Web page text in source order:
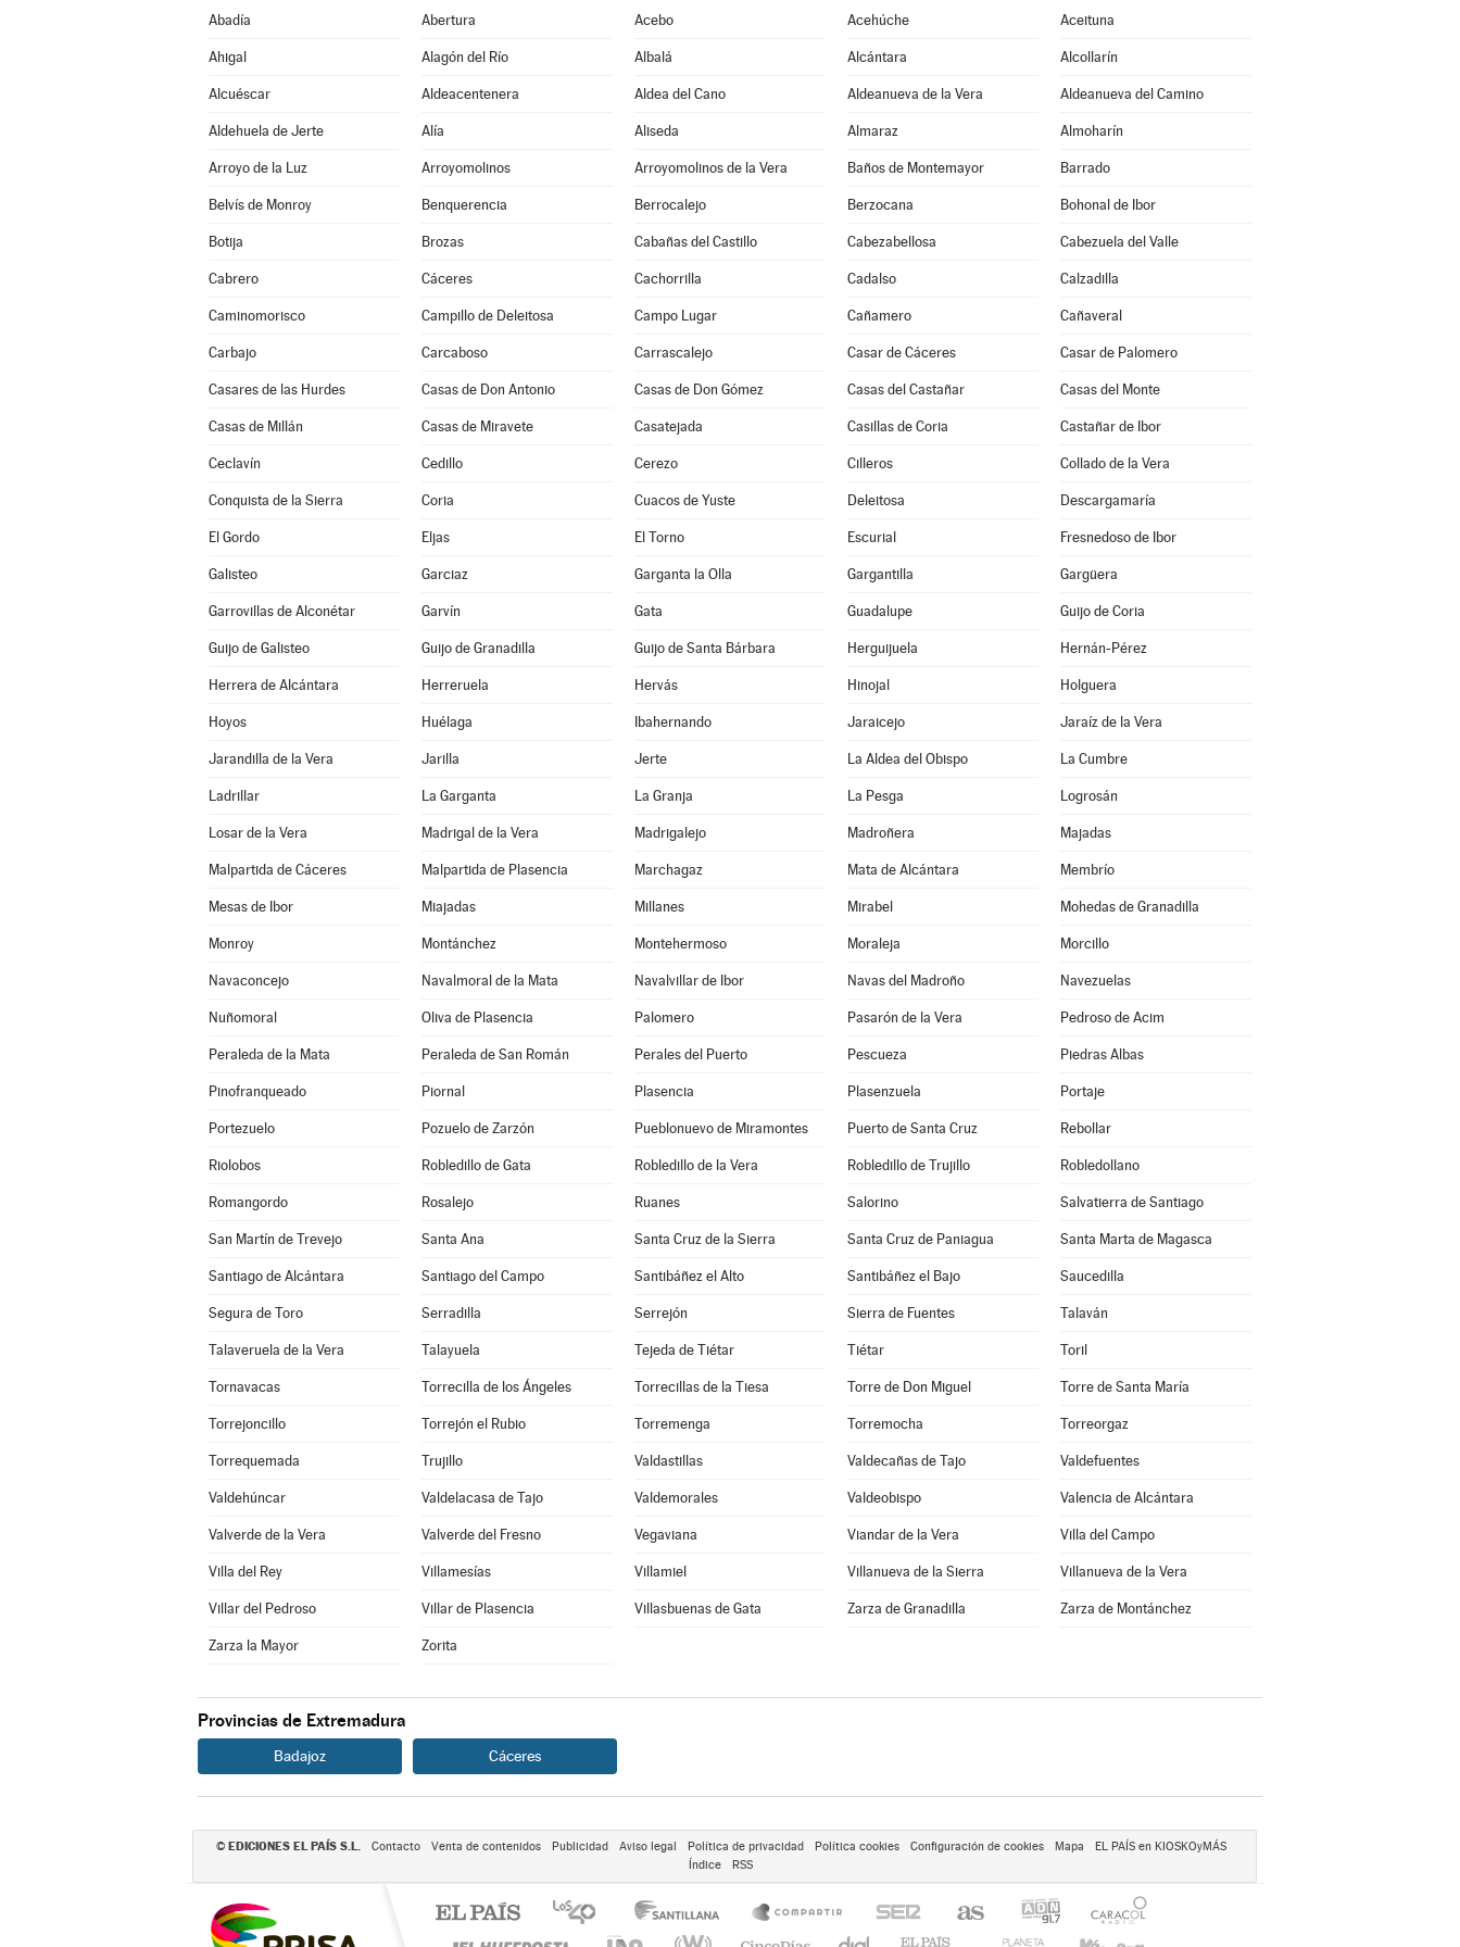
Abadía Abertura Acebo Acehúche Aceituna
Ahigal Alagón del Río Albalá Alcántara Alcollarín
Alcuéscar Aldeacentenera Aldea del Cano Aldeanueva de la Vera Aldeanueva del Camino
Aldehuela de Jerte Alía Aliseda Almaraz Almoharín
Arroyo de la Luz Arroyomolinos Arroyomolinos de la Vera Baños de Montemayor Barrado
Belvís de Monroy Benquerencia Berrocalejo Berzocana Bohonal de Ibor
Botija Brozas Cabañas del Castillo Cabezabellosa Cabezuela del Valle
Cabrero Cáceres Cachorrilla Cadalso Calzadilla
Caminomorisco Campillo de Deleitosa Campo Lugar Cañamero Cañaveral
Carbajo Carcaboso Carrascalejo Casar de Cáceres Casar de Palomero
Casares de las Hurdes Casas de Don Antonio Casas de Don Gómez Casas del Castañar Casas del Monte
Casas de Millán Casas de Miravete Casatejada Casillas de Coria Castañar de Ibor
Ceclavín Cedillo Cerezo Cilleros Collado de la Vera
Conquista de la Sierra Coria Cuacos de Yuste Deleitosa Descargamaría
El Gordo Eljas El Torno Escurial Fresnedoso de Ibor
Galisteo Garciaz Garganta la Olla Gargantilla Gargüera
Garrovillas de Alconétar Garvín Gata Guadalupe Guijo de Coria
Guijo de Galisteo Guijo de Granadilla Guijo de Santa Bárbara Herguijuela Hernán-Pérez
Herrera de Alcántara Herreruela Hervás Hinojal Holguera
Hoyos Huélaga Ibahernando Jaraicejo Jaraíz de la Vera
Jarandilla de la Vera Jarilla Jerte La Aldea del Obispo La Cumbre
Ladrillar La Garganta La Granja La Pesga Logrosán
Losar de la Vera Madrigal de la Vera Madrigalejo Madroñera Majadas
Malpartida de Cáceres Malpartida de Plasencia Marchagaz Mata de Alcántara Membrío
Mesas de Ibor Miajadas Millanes Mirabel Mohedas de Granadilla
Monroy Montánchez Montehermoso Moraleja Morcillo
Navaconcejo Navalmoral de la Mata Navalvillar de Ibor Navas del Madroño Navezuelas
Nuñomoral Oliva de Plasencia Palomero Pasarón de la Vera Pedroso de Acim
Peraleda de la Mata Peraleda de San Román Perales del Puerto Pescueza Piedras Albas
Pinofranqueado Piornal Plasencia Plasenzuela Portaje
Portezuelo Pozuelo de Zarzón Pueblonuevo de Miramontes Puerto de Santa Cruz Rebollar
Riolobos Robledillo de Gata Robledillo de la Vera Robledillo de Trujillo Robledollano
Romangordo Rosalejo Ruanes Salorino Salvatierra de Santiago
San Martín de Trevejo Santa Ana Santa Cruz de la Sierra Santa Cruz de Paniagua Santa Marta de Magasca
Santiago de Alcántara Santiago del Campo Santibáñez el Alto Santibáñez el Bajo Saucedilla
Segura de Toro Serradilla Serrejón Sierra de Fuentes Talaván
Talaveruela de la Vera Talayuela Tejeda de Tiétar Tiétar Toril
Tornavacas Torrecilla de los Ángeles Torrecillas de la Tiesa Torre de Don Miguel Torre de Santa María
Torrejoncillo Torrejón el Rubio Torremenga Torremocha Torreorgaz
Torrequemada Trujillo Valdastillas Valdecañas de Tajo Valdefuentes
Valdehúncar Valdelacasa de Tajo Valdemorales Valdeobispo Valencia de Alcántara
Valverde de la Vera Valverde del Fresno Vegaviana Viandar de la Vera Villa del Campo
Villa del Rey Villamesías Villamiel Villanueva de la Sierra Villanueva de la Vera
Villar del Pedroso Villar de Plasencia Villasbuenas de Gata Zarza de Granadilla Zarza de Montánchez
Zarza la Mayor Zorita
Provincias de Extremadura
Badajoz Cáceres
© EDICIONES EL PAÍS S.L. Contacto Venta de contenidos Publicidad Aviso legal Política de privacidad Política cookies Configuración de cookies Mapa
EL PAÍS en KIOSKOyMÁS
Índice
RSS